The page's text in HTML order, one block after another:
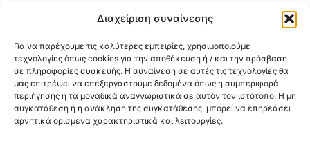
Διαχείριση συναίνεσης
Για να παρέχουμε τις καλύτερες εμπειρίες, χρησιμοποιούμε
τεχνολογίες όπως cookies για την αποθήκευση ή / και την πρόσβαση
σε πληροφορίες συσκευής. Η συναίνεση σε αυτές τις τεχνολογίες θα
μας επιτρέψει να επεξεργαστούμε δεδομένα όπως η συμπεριφορά
περιήγησης ή τα μοναδικά αναγνωριστικά σε αυτόν τον ιστότοπο. Η μη
συγκατάθεση ή η ανάκληση της συγκατάθεσης, μπορεί να επηρεάσει
αρνητικά ορισμένα χαρακτηριστικά και λειτουργίες.
27/05/2026 ώρα 12.00 (μεσημέρι) και λήγει
(Ορθή επανάληψη v.1.15-05-26).
14 Μαΐου, 2026
Προκηρύξεις Θέσεων Ιατρών ΕΣΥ σε Νοσοκομεία της
3ης ΥΠΕ Μακεδονίας,Προσλήψεις – Διορισμοί